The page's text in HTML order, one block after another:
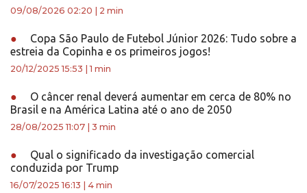
09/08/2026 02:20 2 min
●
Copa São Paulo de Futebol Júnior 2026: Tudo sobre a
estreia da Copinha e os primeiros jogos!
20/12/2025 15:53 |1 min
●
O câncer renal deverá aumentar em cerca de 80% no
Brasil e na América Latina até o ano de 2050
28/08/2025 11:07 3 min
●
Qual o significado da investigação comercial
conduzida por Trump
16/07/2025 16:13 4 min